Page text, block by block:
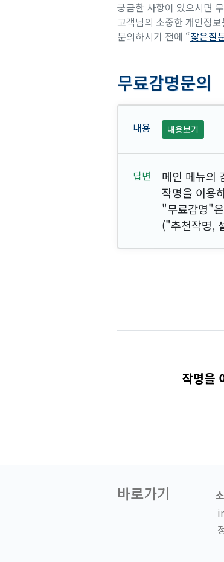
궁금한 사항이 있으시면
고객님의 소중한 개인정
문의하시기 전에 “잦은질
무료감명문의
내용보기
메인 메뉴의
작명을 이용
"무료감명"
("추천작명,
작명을
바로가기